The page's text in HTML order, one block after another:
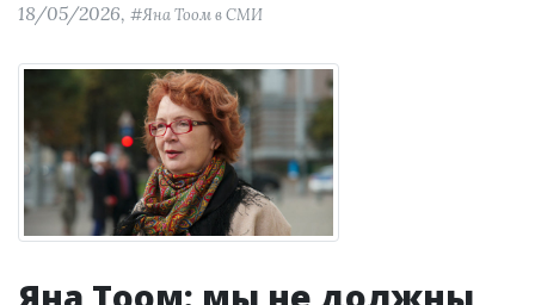
18/05/2026, #Яна Тоом в СМИ